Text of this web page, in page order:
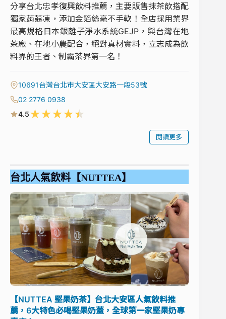
分享台北忠孝復興飲料推薦，主要販售抹茶飲搭配
獨家蒟蒻凍，添加金箔絲毫不手軟！全店採用業界
最高規格日本銀離子淨水系統GEJP，與台灣在地
茶廠、在地小農配合，絕對真材實料，立志成為飲
料界的王者、制霸茶界第一名！
10691台灣台北市大安區大安路一段53號
02 2776 0938
4.5★★★★★
閱讀更多
台北人氣飲料【NUTTEA】
【NUTTEA 堅果奶茶】台北大安區人氣飲料推
薦，6大特色必喝堅果奶蓋，全球第一家堅果奶專